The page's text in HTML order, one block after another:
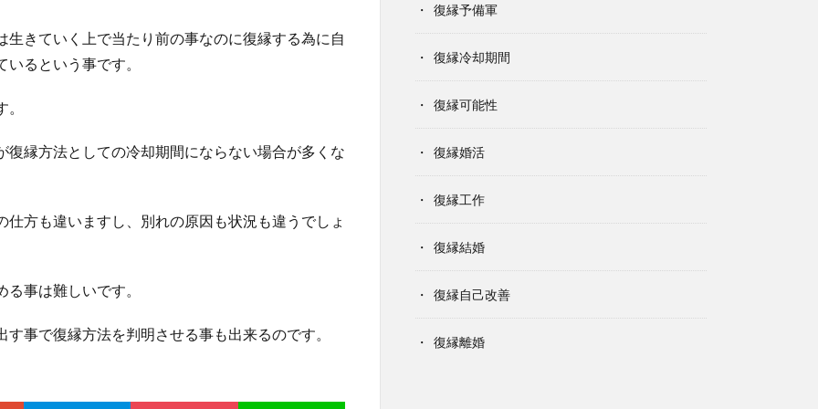
きていく上で当たり前の事なのに復縁する為に自
るという事です。
縁方法としての冷却期間にならない場合が多くな
方も違いますし、別れの原因も状況も違うでしょ
事は難しいです。
事で復縁方法を判明させる事も出来るのです。
復縁予備軍
復縁冷却期間
復縁可能性
復縁婚活
復縁工作
復縁結婚
復縁自己改善
復縁離婚